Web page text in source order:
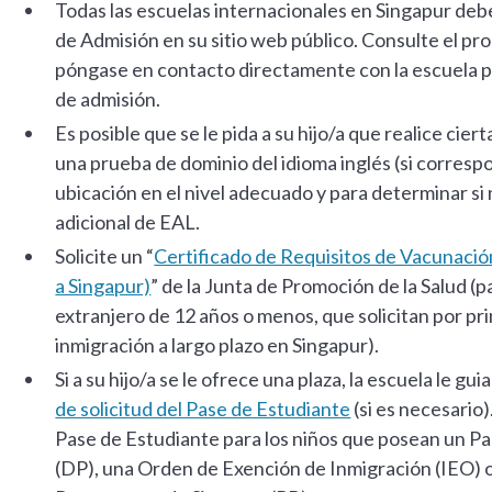
Todas las escuelas internacionales en Singapur
de Admisión en su sitio web público. Consulte el
póngase en contacto directamente con la escuela
de admisión.
Es posible que se le pida a su hijo/a que realice
una prueba de dominio del idioma inglés (si
ubicación en el nivel adecuado y para determinar
adicional de EAL.
Solicite un “Certificado de Requisitos de
a Singapur)” de la Junta de Promoción de la Salud
extranjero de 12 años o menos, que solicitan por
inmigración a largo plazo en Singapur).
Si a su hijo/a se le ofrece una plaza, la escuela le
de solicitud del Pase de Estudiante (si es
Pase de Estudiante para los niños que posean un
(DP), una Orden de Exención de Inmigración (IEO)